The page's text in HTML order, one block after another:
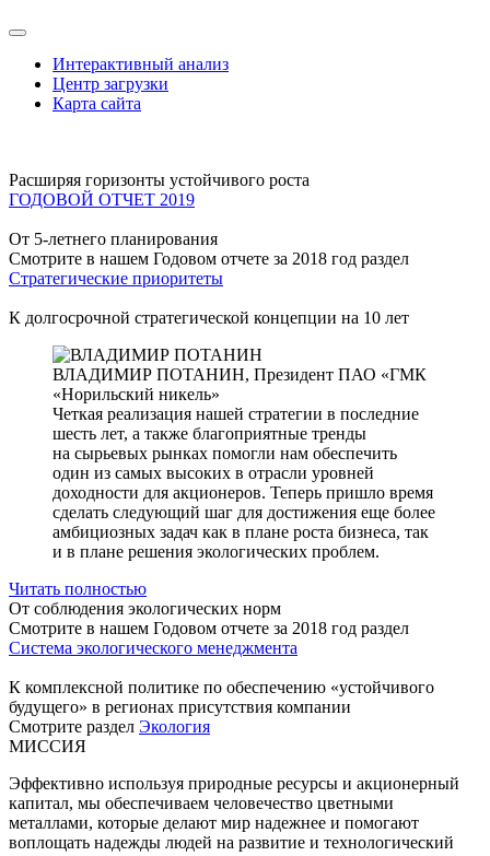
Интерактивный анализ
Центр загрузки
Карта сайта
Расширяя горизонты устойчивого роста
ГОДОВОЙ ОТЧЕТ 2019
От 5-летнего планирования
Смотрите в нашем Годовом отчете за 2018 год раздел
Стратегические приоритеты
К долгосрочной стратегической концепции на 10 лет
ВЛАДИМИР ПОТАНИН, Президент ПАО «ГМК
«Норильский никель»
Четкая реализация нашей стратегии в последние
шесть лет, а также благоприятные тренды
на сырьевых рынках помогли нам обеспечить
один из самых высоких в отрасли уровней
доходности для акционеров. Теперь пришло время
сделать следующий шаг для достижения еще более
амбициозных задач как в плане роста бизнеса, так
и в плане решения экологических проблем.
Читать полностью
От соблюдения экологических норм
Смотрите в нашем Годовом отчете за 2018 год раздел
Система экологического менеджмента
К комплексной политике по обеспечению «устойчивого
будущего» в регионах присутствия компании
Смотрите раздел Экология
МИССИЯ
Эффективно используя природные ресурсы и акционерный
капитал, мы обеспечиваем человечество цветными
металлами, которые делают мир надежнее и помогают
воплощать надежды людей на развитие и технологический